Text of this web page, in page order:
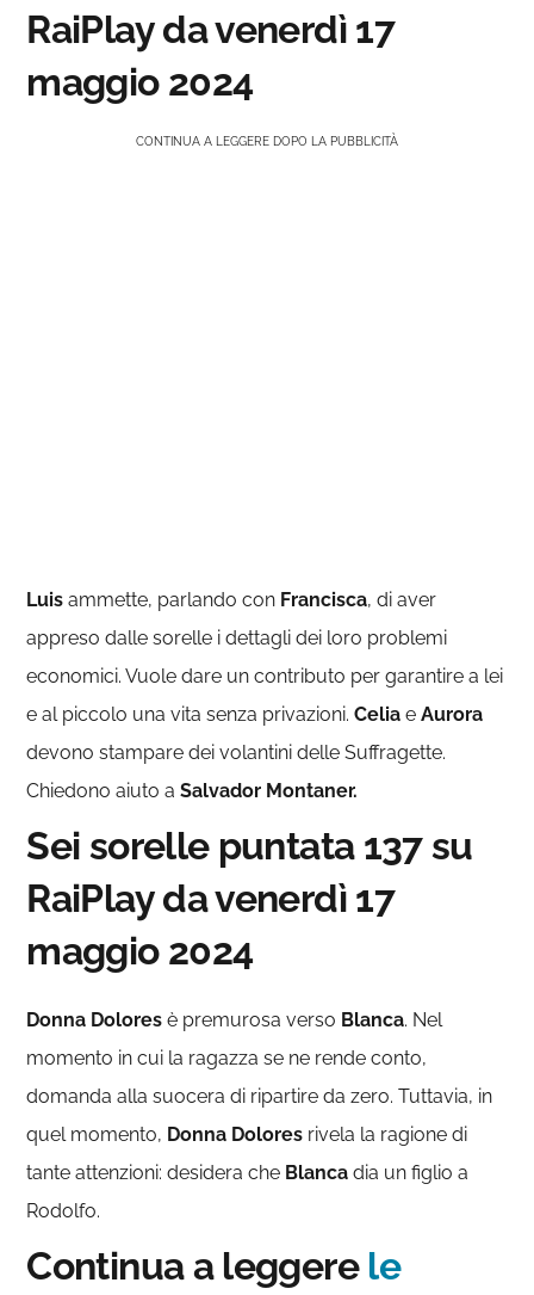
RaiPlay da venerdì 17
maggio 2024
CONTINUA A LEGGERE DOPO LA PUBBLICITÀ
Luis ammette, parlando con Francisca, di aver
appreso dalle sorelle i dettagli dei loro problemi
economici. Vuole dare un contributo per garantire a lei
e al piccolo una vita senza privazioni.Celia eAurora
devono stampare dei volantini delle Suffragette.
Chiedono aiuto aSalvador Montaner.
Sei sorelle puntata 137 su
RaiPlay da venerdì 17
maggio 2024
Donna Dolores è premurosa verso Blanca. Nel
momento in cui la ragazza se ne rende conto,
domanda alla suocera di ripartire da zero. Tuttavia, in
quel momento, Donna Dolores rivela la ragione di
tante attenzioni: desidera che Blanca dia un figlio a
Rodolfo.
Continua a leggere le